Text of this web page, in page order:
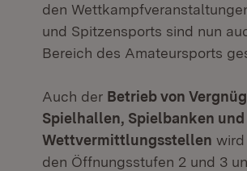
den
und Spitzensports sind nun
Bereich des Amateursports
Auch der Betrieb von
Spielhallen, Spielbanken und
Wettvermittlungsstellen wird
den Öffnungsstufen 2 und 3